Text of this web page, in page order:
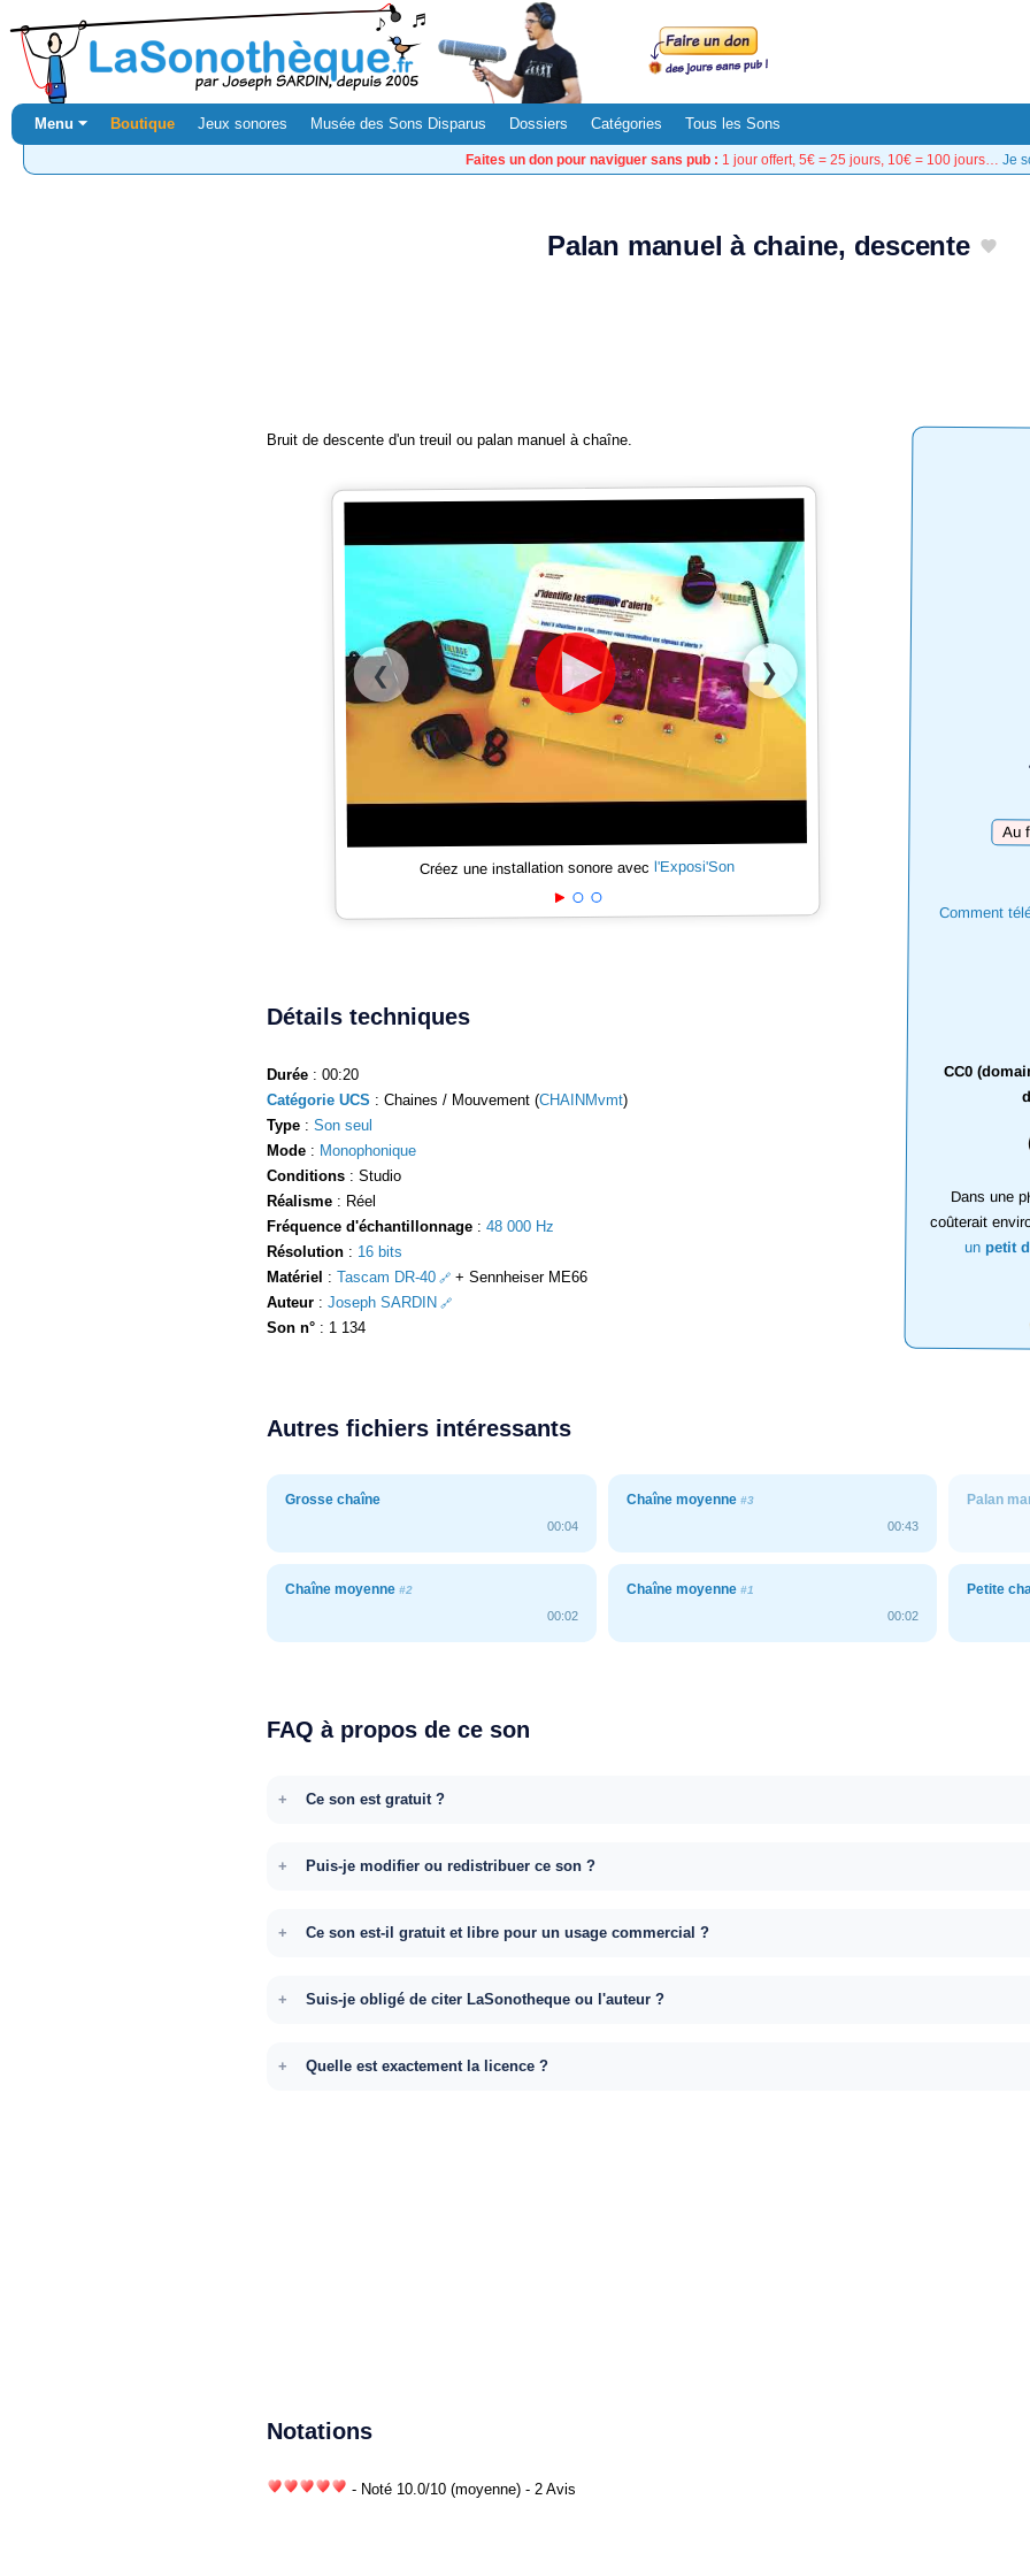
Menu ⏷ Boutique Jeux sonores Musée des Sons Disparus Dossiers Catégories Tous les Sons
Faites un don pour naviguer sans pub : 1 jour offert, 5€ = 25 jours, 10€ = 100 jours… Je
Palan manuel à chaine, descente
Comment
CC0
Dans une
coûterait
un petit
Bruit de descente d'un treuil ou palan manuel à chaîne.
❮ ❯
Créez une installation sonore avecl'Exposi'Son
Détails techniques
Durée : 00:20
Catégorie UCS : Chaines / Mouvement (CHAINMvmt)
Type : Son seul
Mode : Monophonique
Conditions : Studio
Réalisme : Réel
Fréquence d'échantillonnage : 48 000 Hz
Résolution : 16 bits
Matériel : Tascam DR-40
+ Sennheiser ME66
Auteur : Joseph SARDIN
Son n° : 1 134
Autres fichiers intéressants
Grosse chaîne
00:04
Chaîne moyenne #3
00:43
Palan
Chaîne moyenne #2
00:02
Chaîne moyenne #1
00:02
Petite
FAQ à propos de ce son
Ce son est gratuit ?
Puis-je modifier ou redistribuer ce son ?
Ce son est-il gratuit et libre pour un usage commercial ?
Suis-je obligé de citer LaSonotheque ou l'auteur ?
Quelle est exactement la licence ?
Notations
- Noté 10.0/10 (moyenne) - 2 Avis